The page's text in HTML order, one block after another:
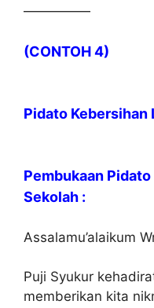
—————
(CONTOH 4)
Pidato Kebersihan
Pembukaan
Sekolah :
Assalamu’alaikum
Puji Syukur
memberikan kita